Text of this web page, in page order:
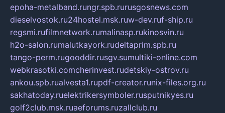
epoha-metalband.rungr.spb.rurusgosnews.com
dieselvostok.ru24hostel.msk.ruw-dev.ruf-ship.ru
regsmi.rufilmnetwork.rumalinasp.rukinosvin.ru
h2o-salon.rumalutkayork.rudeltaprim.spb.ru
tango-perm.rugooddir.rusgv.sumultiki-online.com
webkrasotki.comcherinvest.rudetskiy-ostrov.ru
ankou.spb.rualvesta1.rupdf-creator.runix-files.org.ru
sakhatoday.ruelektrikersymboler.rusputnikyes.ru
golf2club.msk.ruaeforums.ruzallclub.ru